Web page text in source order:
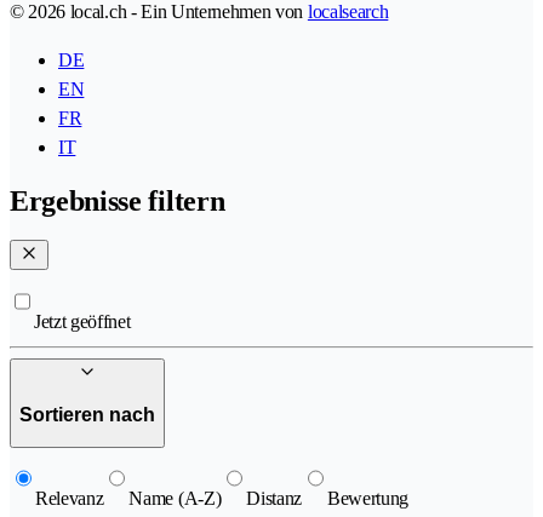
© 2026 local.ch - Ein Unternehmen von localsearch
DE
EN
FR
IT
Ergebnisse filtern
Jetzt geöffnet
Sortieren nach
Relevanz Name (A-Z) Distanz Bewertung